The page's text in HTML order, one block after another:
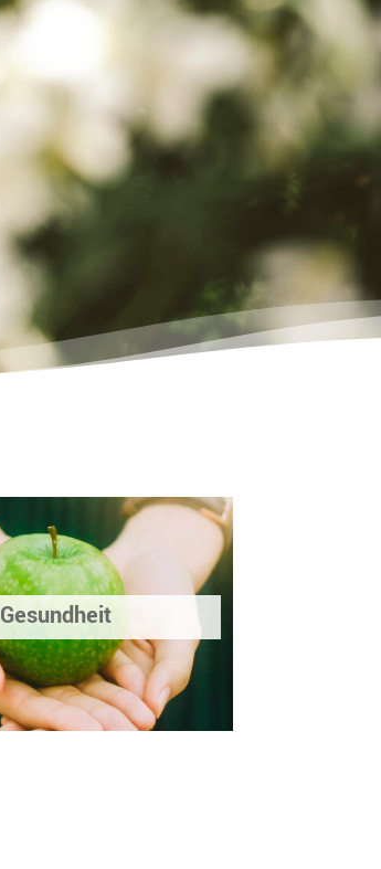
Gesundheit